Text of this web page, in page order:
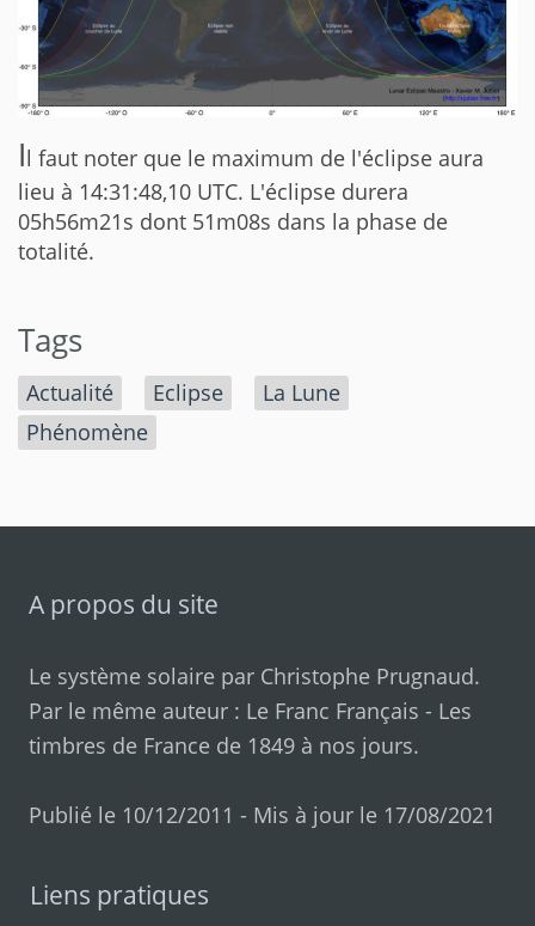
Il faut noter que le maximum de l'éclipse aura
lieu à 14:31:48,10 UTC. L'éclipse durera
05h56m21s dont 51m08s dans la phase de
totalité.
Tags
Actualité Eclipse
La Lune
Phénomène
A propos du site
Le système solaire par Christophe Prugnaud.
Par le même auteur : Le Franc Français - Les
timbres de France de 1849 à nos jours.
Publié le 10/12/2011 - Mis à jour le 17/08/2021
Liens pratiques